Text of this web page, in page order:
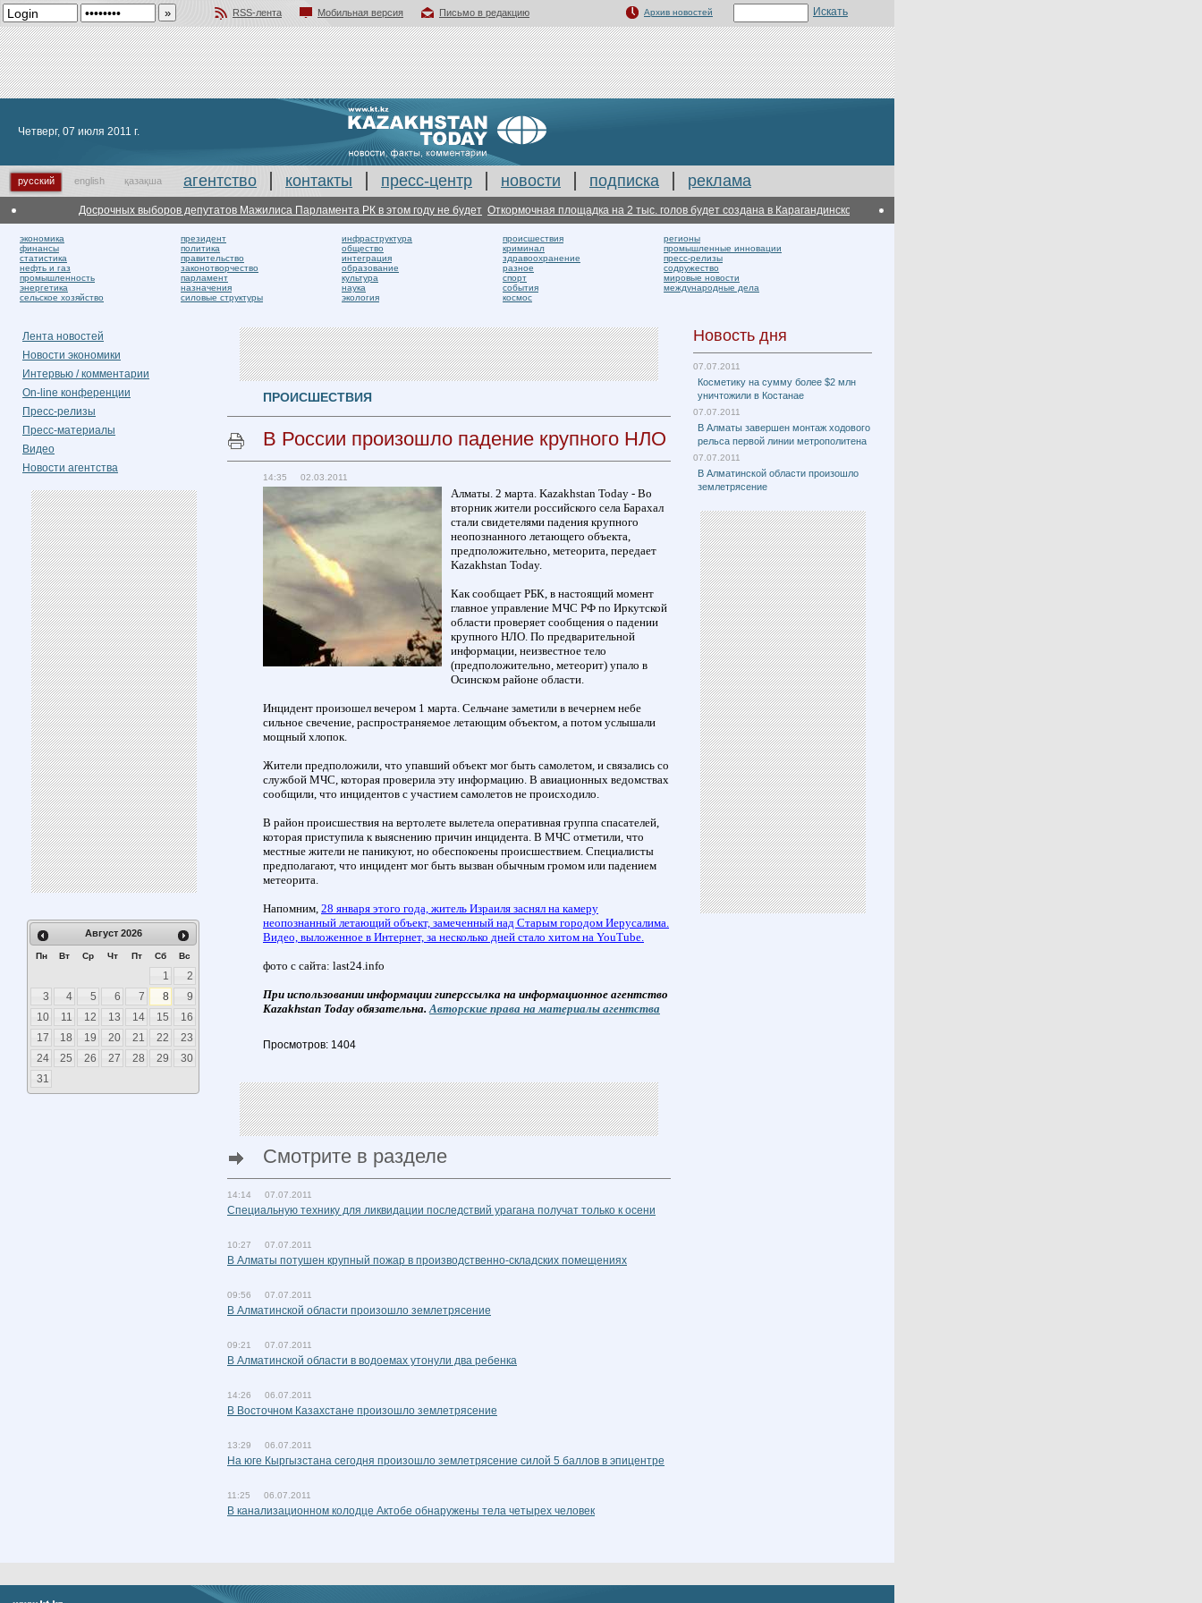
RSS-лента Мобильная версия
Письмо в редакцию
Архив новостей
Четверг, 07 июля 2011 г.
русский english қазақша агентство контакты пресс-центр новости подписка реклама
Досрочных выборов депутатов Мажилиса Парламента РК в этом году не будет Откормочная площадка на 2 тыс. голов будет создана в Карагандинской области
экономика
финансы
статистика
нефть и газ
промышленность
энергетика
сельское хозяйство
президент
политика
правительство
законотворчество
парламент
назначения
силовые структуры
инфраструктура
общество
интеграция
образование
культура
наука
экология
происшествия
криминал
здравоохранение
разное
спорт
события
космос
регионы
промышленные инновации
пресс-релизы
содружество
мировые новости
международные дела
Лента новостей
Новости экономики
Интервью / комментарии
On-line конференции
Пресс-релизы
Пресс-материалы
Видео
Новости агентства
Август 2026
Пн Вт Ср Чт Пт Сб Вс
1
2
3
4 5 6 7 8
9
10
11 12 13 14 15
16
17
18 19 20 21 22
23
24
25 26 27 28 29
30
31
ПРОИСШЕСТВИЯ
В России произошло падение крупного НЛО
14:35 02.03.2011
Алматы. 2 марта. Kazakhstan Today - Во
вторник жители российского села Барахал
стали свидетелями падения крупного
неопознанного летающего объекта,
предположительно, метеорита, передает
Kazakhstan Today.
Как сообщает РБК, в настоящий момент
главное управление МЧС РФ по Иркутской
области проверяет сообщения о падении
крупного НЛО. По предварительной
информации, неизвестное тело
(предположительно, метеорит) упало в
Осинском районе области.
Инцидент произошел вечером 1 марта. Сельчане заметили в вечернем небе
сильное свечение, распространяемое летающим объектом, а потом услышали
мощный хлопок.
Жители предположили, что упавший объект мог быть самолетом, и связались со
службой МЧС, которая проверила эту информацию. В авиационных ведомствах
сообщили, что инцидентов с участием самолетов не происходило.
В район происшествия на вертолете вылетела оперативная группа спасателей,
которая приступила к выяснению причин инцидента. В МЧС отметили, что
местные жители не паникуют, но обеспокоены происшествием. Специалисты
предполагают, что инцидент мог быть вызван обычным громом или падением
метеорита.
Напомним, 28 января этого года, житель Израиля заснял на камеру
неопознанный летающий объект, замеченный над Старым городом Иерусалима.
Видео, выложенное в Интернет, за несколько дней стало хитом на YouTube.
фото с сайта: last24.info
При использовании информации гиперссылка на информационное агентство
Kazakhstan Today обязательна.Авторские права на материалы агентства
Просмотров: 1404
Смотрите в разделе
14:14 07.07.2011
Специальную технику для ликвидации последствий урагана получат только к осени
10:27 07.07.2011
В Алматы потушен крупный пожар в производственно-складских помещениях
09:56 07.07.2011
В Алматинской области произошло землетрясение
09:21 07.07.2011
В Алматинской области в водоемах утонули два ребенка
14:26 06.07.2011
В Восточном Казахстане произошло землетрясение
13:29 06.07.2011
На юге Кыргызстана сегодня произошло землетрясение силой 5 баллов в эпицентре
11:25 06.07.2011
В канализационном колодце Актобе обнаружены тела четырех человек
Новость дня
07.07.2011
Косметику на сумму более $2 млн
уничтожили в Костанае
07.07.2011
В Алматы завершен монтаж ходового
рельса первой линии метрополитена
07.07.2011
В Алматинской области произошло
землетрясение